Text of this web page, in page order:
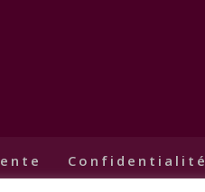
Confidentialité